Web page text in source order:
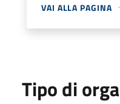
VAI ALLA PAGINA
Tipo di